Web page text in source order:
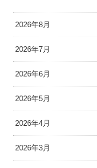
2026年8月
2026年7月
2026年6月
2026年5月
2026年4月
2026年3月